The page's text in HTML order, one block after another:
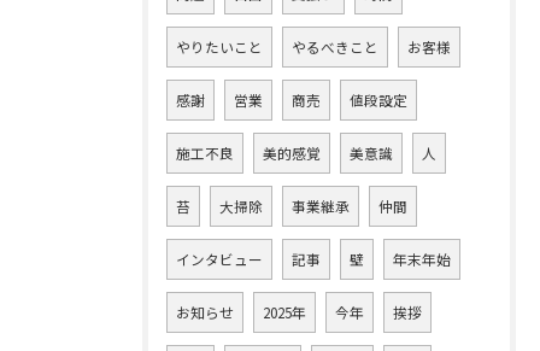
やりたいこと やるべきこと お客様
感謝 営業 商売 値段設定
施工不良 美的感覚 美意識 人
苔 大掃除 事業継承 仲間
インタビュー 記事 壁 年末年始
お知らせ 2025年 今年 挨拶